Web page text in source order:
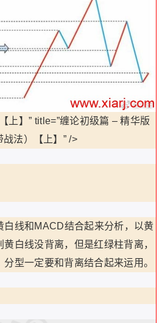
上】” title=”缠论初级篇 –精华版
战法）【上】” />
白线和MACD结合起来分析，以黄
白线没背离，但是红绿柱背离，
型一定要和背离结合起来运用。